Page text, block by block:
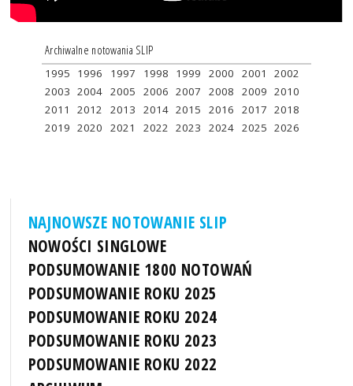
Archiwalne notowania SLIP
1995 1996 1997 1998 1999 2000 2001
2002
2003 2004 2005 2006 2007 2008 2009 2010
2011
2012 2013 2014 2015 2016 2017 2018
2019 2020 2021 2022 2023 2024 2025 2026
NAJNOWSZE NOTOWANIE SLIP
NOWOŚCI SINGLOWE
PODSUMOWANIE 1800 NOTOWAŃ
PODSUMOWANIE ROKU 2025
PODSUMOWANIE ROKU 2024
PODSUMOWANIE ROKU 2023
PODSUMOWANIE ROKU 2022